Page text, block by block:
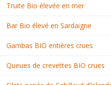
Truite Bio élevée en mer
Bar Bio élevé en Sardaigne
Gambas BIO entières crues
Queues de crevettes BIO crues